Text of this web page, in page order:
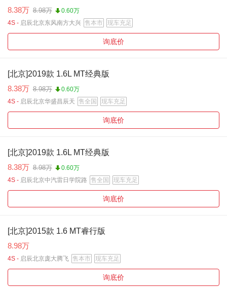
8.38万 8.98万
0.60万
4S - 启辰北京东风南方大兴 售本市 现车充足
询底价
[北京]2019款 1.6L MT经典版
8.38万 8.98万
0.60万
4S - 启辰北京华盛昌辰天 售全国 现车充足
询底价
[北京]2019款 1.6L MT经典版
8.38万 8.98万
0.60万
4S - 启辰北京中汽雷日学院路 售全国 现车充足
询底价
[北京]2015款 1.6 MT睿行版
8.98万
4S - 启辰北京庞大腾飞 售本市 现车充足
询底价